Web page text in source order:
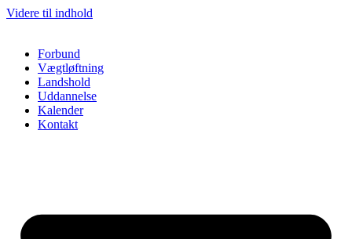
Videre til indhold
Forbund
Vægtløftning
Landshold
Uddannelse
Kalender
Kontakt